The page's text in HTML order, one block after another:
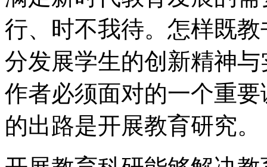
行、时不我待。怎样既
分发展学生的创新精神
作者必须面对的一个重
的出路是开展教育研究。